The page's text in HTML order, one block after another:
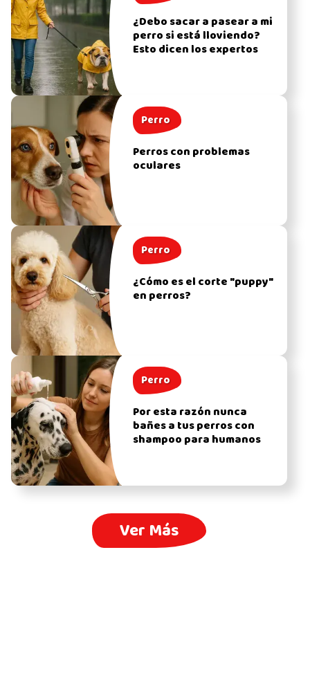
¿Debo sacar a pasear a mi
perro si está lloviendo?
Esto dicen los expertos
Perro
Perros con problemas
oculares
Perro
¿Cómo es el corte "puppy"
en perros?
Perro
Por esta razón nunca
bañes a tus perros con
shampoo para humanos
Ver Más